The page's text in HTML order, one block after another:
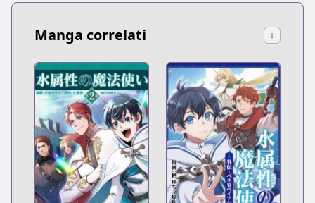
Manga correlati ↓